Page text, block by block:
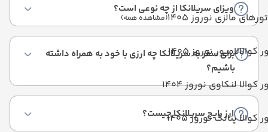
تورهای مالزی نوروز 1405 (مشاهده همه)
کوالالامپور نوروز 1405
کوالا لنکاوی نوروز 1404
کوالا پنانگ نوروز 1405
ویزای سریلانکا از چه نوعی است؟
برای سفر به سریلانکا چه ارزی با خود به همراه داشته
باشیم؟
ارز رایج سریلانکا چیست؟